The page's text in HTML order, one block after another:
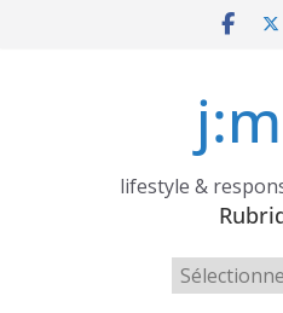
lifestyle &
Rubriques